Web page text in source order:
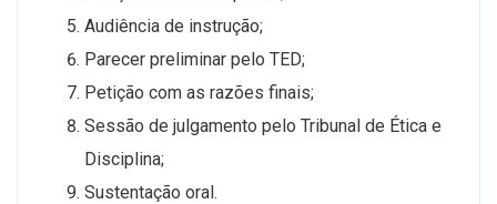
Audiência de instrução;
Parecer preliminar pelo TED;
Petição com as razões finais;
Sessão de julgamento pelo Tribunal de Ética e
Disciplina;
Sustentação oral.